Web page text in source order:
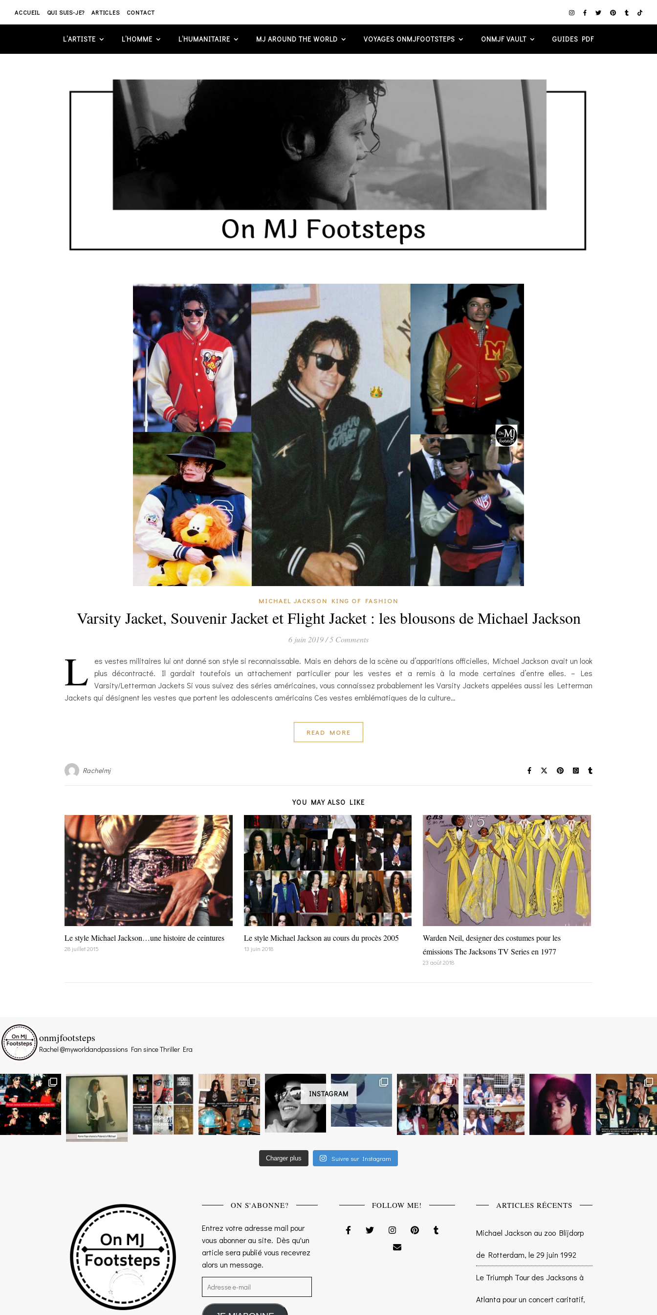
ACCUEIL QUI SUIS-JE? ARTICLES CONTACT
L’ARTISTE L’HOMME L’HUMANITAIRE MJ AROUND THE WORLD VOYAGES ONMJFOOTSTEPS ONMJF VAULT GUIDES PDF
MICHAEL JACKSON KING OF FASHION
Varsity Jacket, Souvenir Jacket et Flight Jacket : les blousons de Michael Jackson
6 juin 2019/5 Comments
L
es vestes militaires lui ont donné son style si reconnaissable. Mais en dehors de la scène ou d’apparitions officielles, Michael Jackson avait un look
plus décontracté. Il gardait toutefois un attachement particulier pour les vestes et a remis à la mode certaines d’entre elles. – Les
Varsity/Letterman Jackets Si vous suivez des séries américaines, vous connaissez probablement les Varsity Jackets appelées aussi les Letterman
Jackets qui désignent les vestes que portent les adolescents américains Ces vestes emblématiques de la culture…
READ MORE
Rachelmj
YOU MAY ALSO LIKE
Le style Michael Jackson…une histoire de ceintures
28 juillet 2015
Le style Michael Jackson au cours du procès 2005
13 juin 2018
Warden Neil, designer des costumes pour les
émissions The Jacksons TV Series en 1977
23 août 2018
INSTAGRAM
onmjfootsteps
Rachel @myworldandpassions Fan since Thriller Era
Charger plus Suivre sur Instagram
ON S'ABONNE?
Entrez votre adresse mail pour
vous abonner au site. Dès qu'un
article sera publié vous recevrez
alors un message.
Adresse e-mail
FOLLOW ME! ARTICLES RÉCENTS
Michael Jackson au zoo Blijdorp
de Rotterdam, le 29 juin 1992
Le Triumph Tour des Jacksons à
Atlanta pour un concert caritatif,